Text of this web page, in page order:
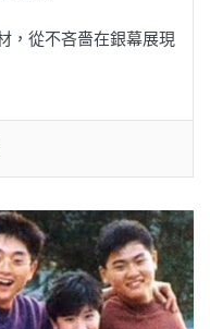
，從不吝嗇在銀幕展現